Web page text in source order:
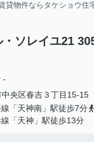
貸物件ならタケショウ住
ソレイユ21
-
央区春吉３丁目15-15
「天神南」駅徒歩7分
「天神」駅徒歩13分